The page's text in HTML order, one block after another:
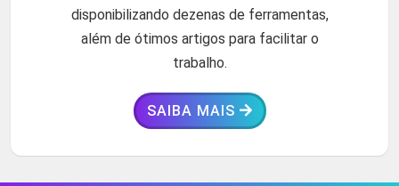
disponibilizando dezenas de ferramentas,
além de ótimos artigos para facilitar o
trabalho.
SAIBA MAIS